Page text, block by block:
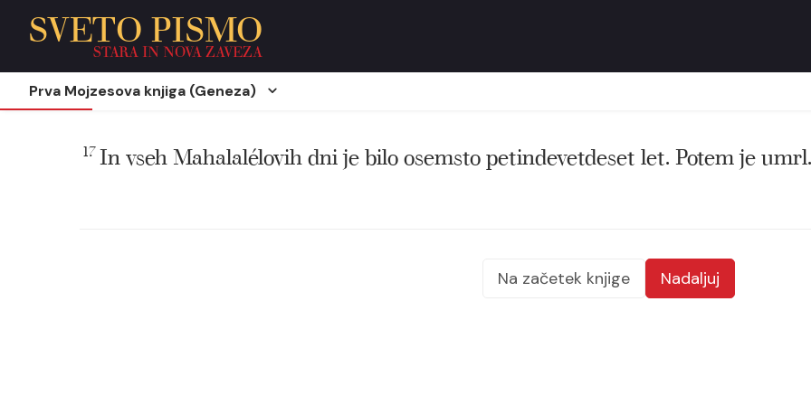
SVETO PISMO
STARA IN NOVA ZAVEZA
Prva Mojzesova knjiga (Geneza)
17In vseh Mahalalélovih dni je bilo osemsto petindevetdeset let. Potem je umrl.
Na začetek knjige Nadaljuj